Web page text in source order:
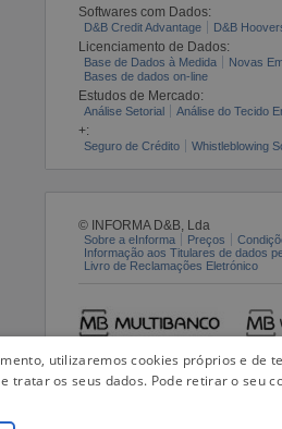
Softwares com Dados:
D&B Credit Advantage D&B
Licenciamento de Dados:
Base de Dados à Medida Novas
Bases de dados on-line
Estudos de Mercado:
Análise Setorial Análise do Tecido
+:
Seguro de Crédito Whistleblowing
© INFORMA D&B, Lda
Sobre a eInforma Preços
Informação aos Titulares de dados
Livro de Reclamações Eletrónico
utilizaremos cookies próprios e de
tratar os seus dados. Pode retirar o seu